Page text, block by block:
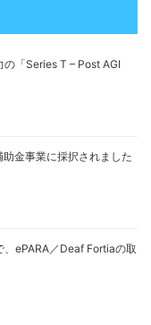
「Series T – Post AGI
金事業に採択されました
ePARA／Deaf Fortiaの取